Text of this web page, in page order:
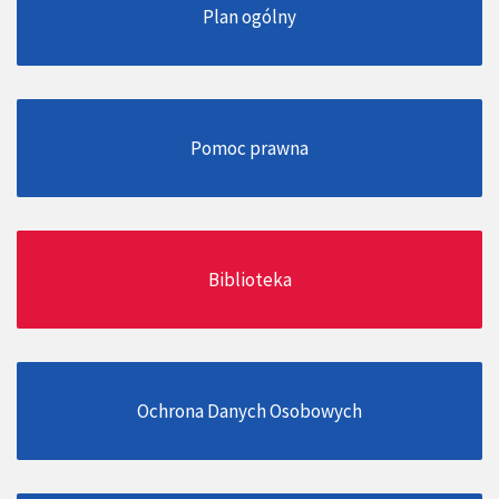
Plan ogólny
Pomoc prawna
Biblioteka
Ochrona Danych Osobowych